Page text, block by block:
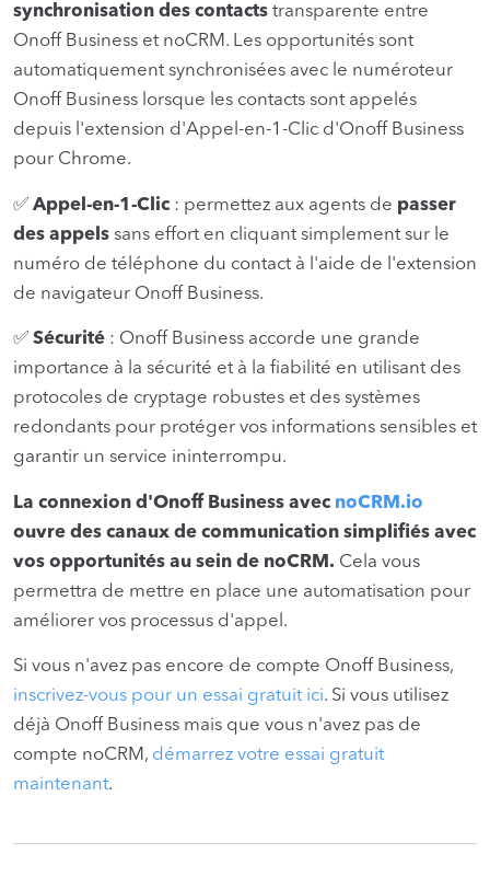
synchronisation des contacts transparente entre
Onoff Business et noCRM. Les opportunités sont
automatiquement synchronisées avec le numéroteur
Onoff Business lorsque les contacts sont appelés
depuis l'extension d'Appel-en-1-Clic d'Onoff Business
pour Chrome.
✅ Appel-en-1-Clic: permettez aux agents de passer
des appels sans effort en cliquant simplement sur le
numéro de téléphone du contact à l'aide de l'extension
de navigateur Onoff Business.
✅ Sécurité : Onoff Business accorde une grande
importance à la sécurité et à la fiabilité en utilisant des
protocoles de cryptage robustes et des systèmes
redondants pour protéger vos informations sensibles et
garantir un service ininterrompu.
La connexion d'Onoff Business avec noCRM.io
ouvre des canaux de communication simplifiés avec
vos opportunités au sein de noCRM. Cela vous
permettra de mettre en place une automatisation pour
améliorer vos processus d'appel.
Si vous n'avez pas encore de compte Onoff Business,
inscrivez-vous pour un essai gratuit ici. Si vous utilisez
déjà Onoff Business mais que vous n'avez pas de
compte noCRM, démarrez votre essai gratuit
maintenant.